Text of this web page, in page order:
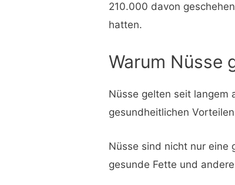
210.000 davon
hatten.
Warum Nüsse
Nüsse gelten seit langem
gesundheitlichen
Nüsse sind nicht nur eine
gesunde Fette und